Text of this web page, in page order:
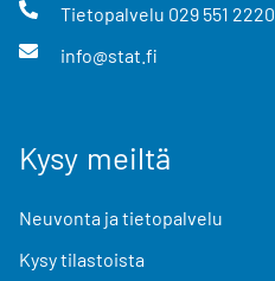
Tietopalvelu 029 551 2220
info@stat.fi
Kysy meiltä
Neuvonta ja tietopalvelu
Kysy tilastoista